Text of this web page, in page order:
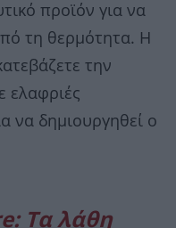
προϊόν για να
τη θερμότητα. Η
την
ελαφριές
να δημιουργηθεί ο
Τα λάθη